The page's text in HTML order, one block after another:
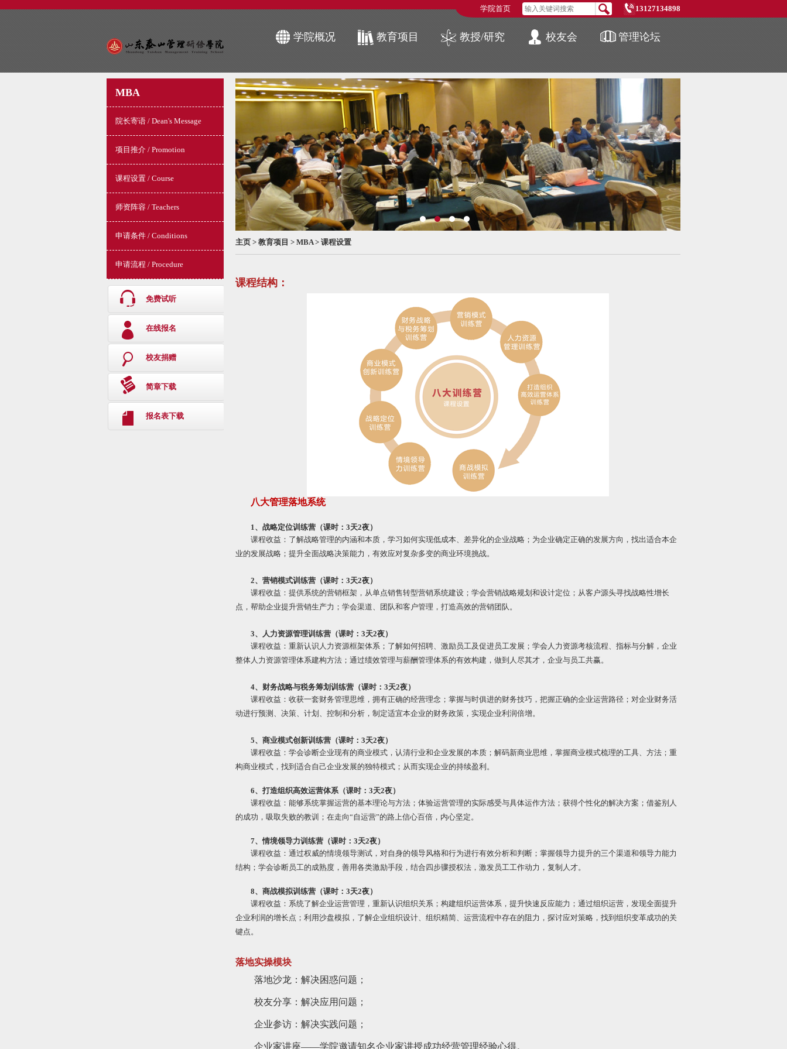
13127134898
学院首页
学院概况 教育项目 教授/研究 校友会 管理论坛
MBA
院长寄语 / Dean's Message
项目推介 / Promotion
课程设置 / Course
师资阵容 / Teachers
申请条件 / Conditions
申请流程 / Procedure
免费试听
在线报名
校友捐赠
简章下载
报名表下载
主页 > 教育项目 > MBA> 课程设置
课程结构：
八大管理落地系统
1、战略定位训练营（课时：3天2夜）
课程收益：了解战略管理的内涵和本质，学习如何实现低成本、差异化的企业战略；为企业确定正确的发展方向，找出适合本企
业的发展战略；提升全面战略决策能力，有效应对复杂多变的商业环境挑战。
2、营销模式训练营（课时：3天2夜）
课程收益：提供系统的营销框架，从单点销售转型营销系统建设；学会营销战略规划和设计定位；从客户源头寻找战略性增长
点，帮助企业提升营销生产力；学会渠道、团队和客户管理，打造高效的营销团队。
3、人力资源管理训练营（课时：3天2夜）
课程收益：重新认识人力资源框架体系；了解如何招聘、激励员工及促进员工发展；学会人力资源考核流程、指标与分解，企业
整体人力资源管理体系建构方法；通过绩效管理与薪酬管理体系的有效构建，做到人尽其才，企业与员工共赢。
4、财务战略与税务筹划训练营（课时：3天2夜）
课程收益：收获一套财务管理思维，拥有正确的经营理念；掌握与时俱进的财务技巧，把握正确的企业运营路径；对企业财务活
动进行预测、决策、计划、控制和分析，制定适宜本企业的财务政策，实现企业利润倍增。
5、商业模式创新训练营（课时：3天2夜）
课程收益：学会诊断企业现有的商业模式，认清行业和企业发展的本质；解码新商业思维，掌握商业模式梳理的工具、方法；重
构商业模式，找到适合自己企业发展的独特模式；从而实现企业的持续盈利。
6、打造组织高效运营体系（课时：3天2夜）
课程收益：能够系统掌握运营的基本理论与方法；体验运营管理的实际感受与具体运作方法；获得个性化的解决方案；借鉴别人
的成功，吸取失败的教训；在走向“自运营”的路上信心百倍，内心坚定。
7、情境领导力训练营（课时：3天2夜）
课程收益：通过权威的情境领导测试，对自身的领导风格和行为进行有效分析和判断；掌握领导力提升的三个渠道和领导力能力
结构；学会诊断员工的成熟度，善用各类激励手段，结合四步骤授权法，激发员工工作动力，复制人才。
8、商战模拟训练营（课时：3天2夜）
课程收益：系统了解企业运营管理，重新认识组织关系；构建组织运营体系，提升快速反应能力；通过组织运营，发现全面提升
企业利润的增长点；利用沙盘模拟，了解企业组织设计、组织精简、运营流程中存在的阻力，探讨应对策略，找到组织变革成功的关
键点。
落地实操模块
落地沙龙：解决困惑问题；
校友分享：解决应用问题；
企业参访：解决实践问题；
企业家讲座——学院邀请知名企业家讲授成功经营管理经验心得。